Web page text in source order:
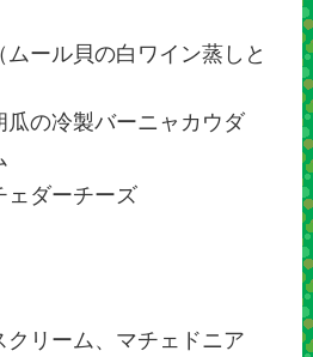
ール貝の白ワイン蒸しと
瓜の冷製バーニャカウダ
ェダーチーズ
クリーム、マチェドニア